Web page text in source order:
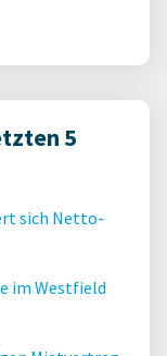
5
sich Netto-
im Westfield